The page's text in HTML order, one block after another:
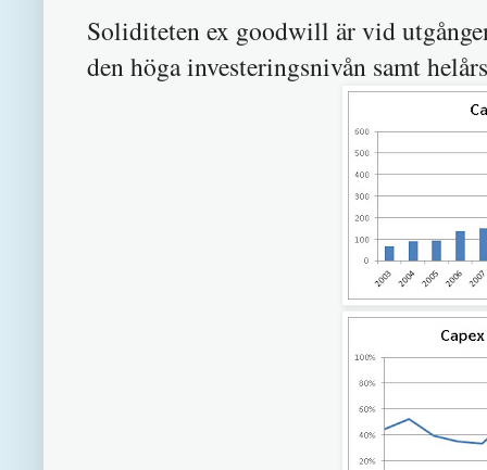
Soliditeten ex goodwill är vid
den höga investeringsnivån samt